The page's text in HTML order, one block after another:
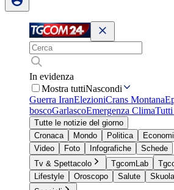
In evidenza
Mostra tuttiNascondi
Guerra IranElezioniCrans Montana
boscoGarlascoEmergenza ClimaTutti
Tutte le notizie del giorno
Cronaca
Mondo Politica
Video
Foto Infografiche
Schede
Tv & Spettacolo
TgcomLab
Lifestyle
Oroscopo Salute Skuola